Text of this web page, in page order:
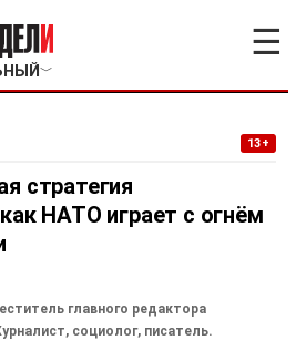
﹀
☰
13+
стратегия
НАТО играет с огнём
главного редактора
социолог, писатель.